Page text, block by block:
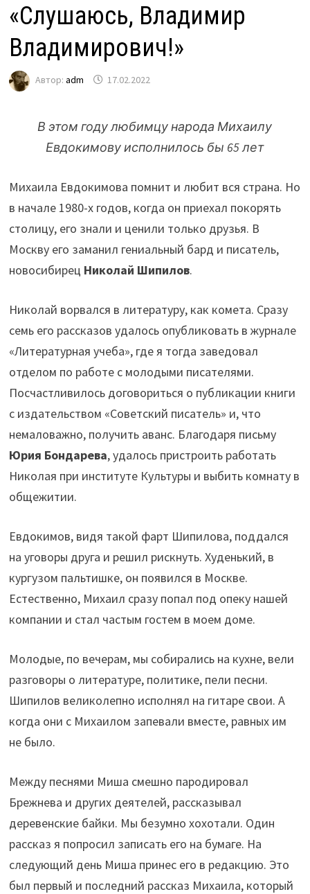
«Слушаюсь, Владимир
Владимирович!»
Автор: adm 17.02.2022
В этом году любимцу народа Михаилу
Евдокимову исполнилось бы 65 лет
Михаила Евдокимова помнит и любит вся страна. Но
в начале 1980-х годов, когда он приехал покорять
столицу, его знали и ценили только друзья. В
Москву его заманил гениальный бард и писатель,
новосибирец Николай Шипилов.
Николай ворвался в литературу, как комета. Сразу
семь его рассказов удалось опубликовать в журнале
«Литературная учеба», где я тогда заведовал
отделом по работе с молодыми писателями.
Посчастливилось договориться о публикации книги
с издательством «Советский писатель» и, что
немаловажно, получить аванс. Благодаря письму
Юрия Бондарева, удалось пристроить работать
Николая при институте Культуры и выбить комнату в
общежитии.
Евдокимов, видя такой фарт Шипилова, поддался
на уговоры друга и решил рискнуть. Худенький, в
кургузом пальтишке, он появился в Москве.
Естественно, Михаил сразу попал под опеку нашей
компании и стал частым гостем в моем доме.
Молодые, по вечерам, мы собирались на кухне, вели
разговоры о литературе, политике, пели песни.
Шипилов великолепно исполнял на гитаре свои. А
когда они с Михаилом запевали вместе, равных им
не было.
Между песнями Миша смешно пародировал
Брежнева и других деятелей, рассказывал
деревенские байки. Мы безумно хохотали. Один
рассказ я попросил записать его на бумаге. На
следующий день Миша принес его в редакцию. Это
был первый и последний рассказ Михаила, который